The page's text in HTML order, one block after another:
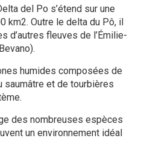
del Po s’étend sur une
km2. Outre le delta du Pô, il
d’autres fleuves de l’Émilie-
humides composées de
saumâtre et de tourbières
des nombreuses espèces
un environnement idéal